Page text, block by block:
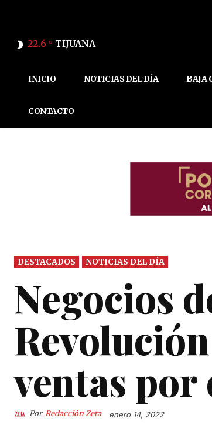
22.6 C TIJUANA
INICIO NOTICIAS DEL DÍA BAJA
CONTACTO
DESTACADOS NOTICIAS DEL DÍA
Negocios
ventas por
Por Redacción Zeta enero 14, 2022